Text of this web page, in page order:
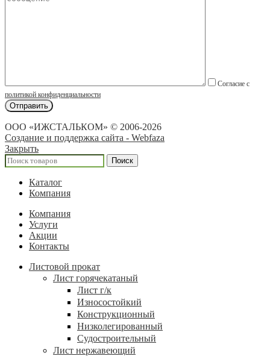
Согласие с
политикой конфиденциальности
ООО «ИЖСТАЛЬКОМ» © 2006-2026
Создание и поддержка сайта - Webfaza
Закрыть
Поиск
Каталог
Компания
Компания
Услуги
Акции
Контакты
Листовой прокат
Лист горячекатаный
Лист г/к
Износостойкий
Конструкционный
Низколегированный
Судостроительный
Лист нержавеющий